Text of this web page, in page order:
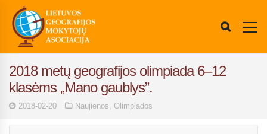
2018 metų geografijos olimpiada 6–12
klasėms „Mano gaublys”.
2018-02-20 Naujienos, Olimpiados